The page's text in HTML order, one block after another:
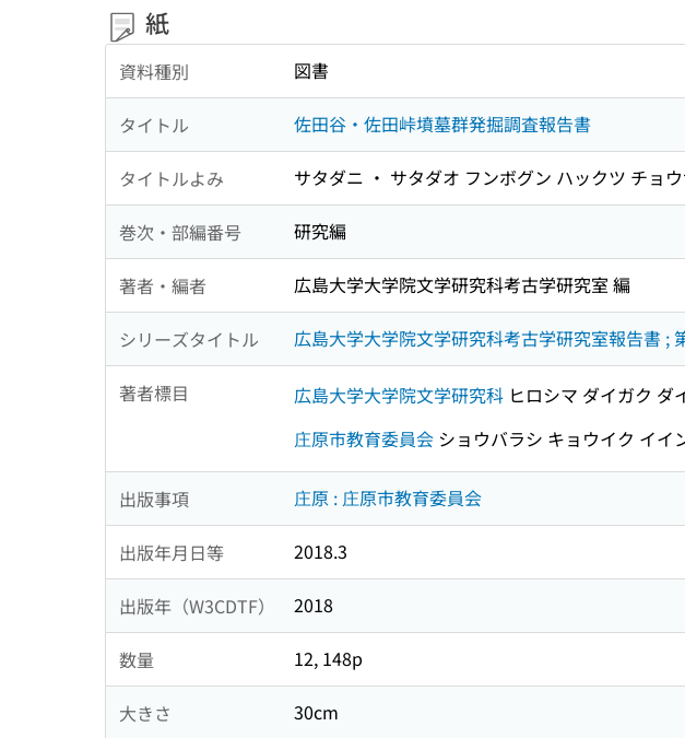
紙
資料種別 図書
タイトル 佐田谷・佐田峠墳墓群発掘調査報告書
タイトルよみ サタダニ ・ サタダオ フンボグン ハックツ チョ
巻次・部編番号 研究編
著者・編者 広島大学大学院文学研究科考古学研究室 編
シリーズタイトル 広島大学大学院文学研究科考古学研究室報告書 ;
著者標目 広島大学大学院文学研究科 ヒロシマ ダイガク ダ
庄原市教育委員会 ショウバラシ キョウイク イイ
出版事項 庄原 : 庄原市教育委員会
出版年月日等 2018.3
出版年（W3CDTF） 2018
数量 12, 148p
大きさ 30cm